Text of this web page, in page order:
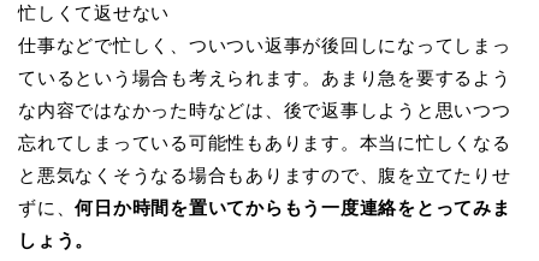
忙しくて返せない
仕事などで忙しく、ついつい返事が後回しになってしまっ
ているという場合も考えられます。あまり急を要するよう
な内容ではなかった時などは、後で返事しようと思いつつ
忘れてしまっている可能性もあります。本当に忙しくなる
と悪気なくそうなる場合もありますので、腹を立てたりせ
ずに、何日か時間を置いてからもう一度連絡をとってみま
しょう。